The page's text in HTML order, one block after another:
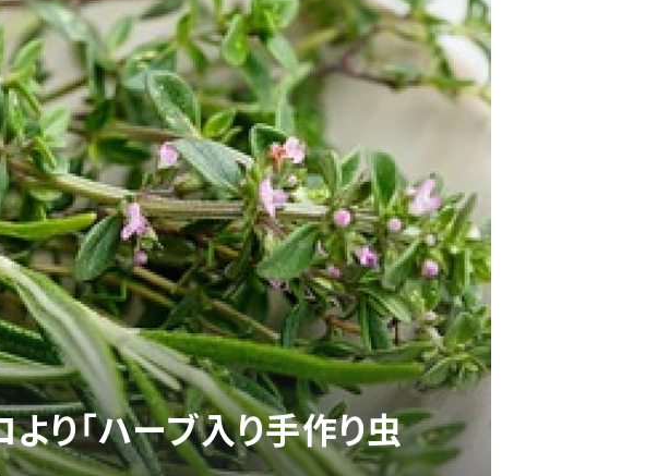
り「ハーブ入り手作り虫